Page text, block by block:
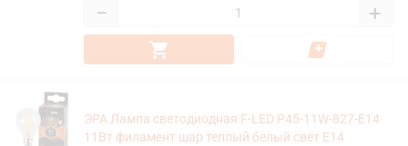
− +
ЭРА Лампа светодиодная F-LED P45-11W-827-E14
11Вт филамент шар теплый белый свет Е14